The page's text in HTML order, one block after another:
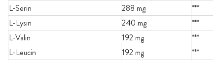
L-Serin
288 mg
***
L-Lysin
240 mg
***
L-Valin
192 mg
***
L-Leucin
192 mg
***